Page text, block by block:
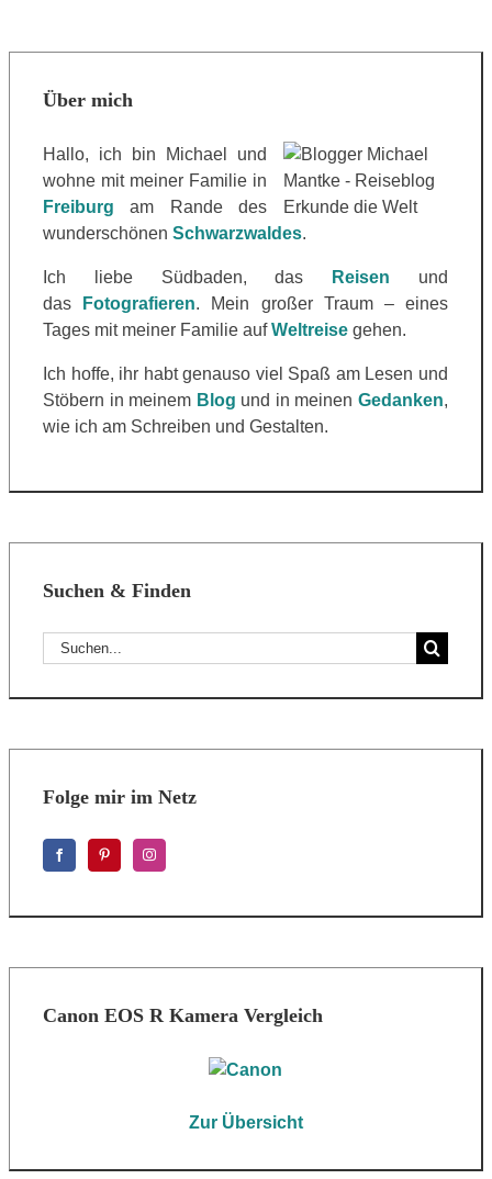
Über mich
Hallo, ich bin Michael und
wohne mit meiner Familie in
Freiburg am Rande des
wunderschönen Schwarzwaldes.
Ich liebe Südbaden, das Reisen und
das
Fotografieren. Mein großer Traum – eines
Tages mit meiner Familie aufWeltreise gehen.
Ich hoffe, ihr habt genauso viel Spaß am Lesen und
Stöbern in meinem Blog und in meinenGedanken,
wie ich am Schreiben und Gestalten.
Suchen & Finden
Suche
nach:
Folge mir im Netz
Canon EOS R Kamera Vergleich
Zur Übersicht